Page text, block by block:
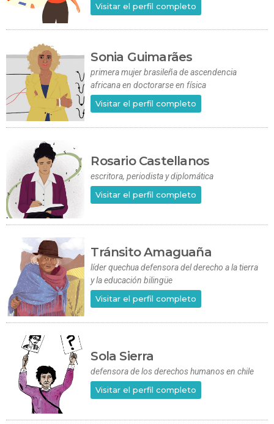
Visitar el perfil completo
Sonia Guimarães
primera mujer brasileña de ascendencia
africana en doctorarse en física
Visitar el perfil completo
Rosario Castellanos
escritora, periodista y diplomática
Visitar el perfil completo
Tránsito Amaguaña
líder quechua defensora del derecho a la tierra
y la educación bilingüe
Visitar el perfil completo
Sola Sierra
defensora de los derechos humanos en chile
Visitar el perfil completo